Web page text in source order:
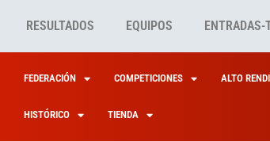
RESULTADOS EQUIPOS ENTRADAS-
FEDERACIÓN COMPETICIONES ALTO
HISTÓRICO TIENDA